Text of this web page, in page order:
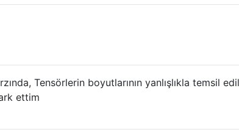
Tensörlerin boyutlarının yanlışlıkla temsil
ettim